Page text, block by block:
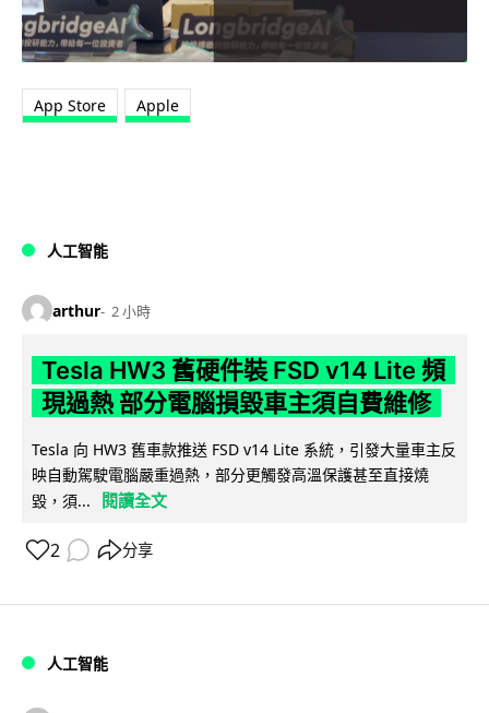
App Store Apple
人工智能
arthur 2 小時
Tesla HW3 舊硬件裝 FSD v14 Lite 頻
現過熱 部分電腦損毀車主須自費維修
Tesla 向 HW3 舊車款推送 FSD v14 Lite 系統，引發大量車主反
映自動駕駛電腦嚴重過熱，部分更觸發高溫保護甚至直接燒
毀，須...
閱讀全文
2 分享
人工智能